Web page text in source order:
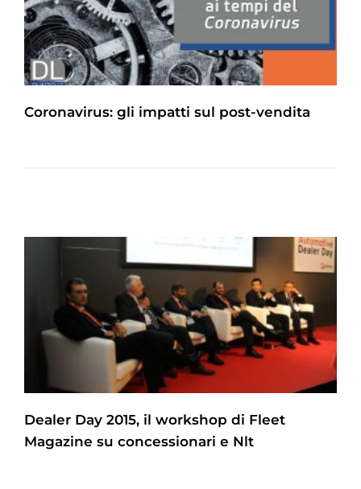
Coronavirus: gli impatti sul post-vendita
Dealer Day 2015, il workshop di Fleet
Magazine su concessionari e Nlt